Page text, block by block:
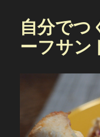
自分で
ーフサ